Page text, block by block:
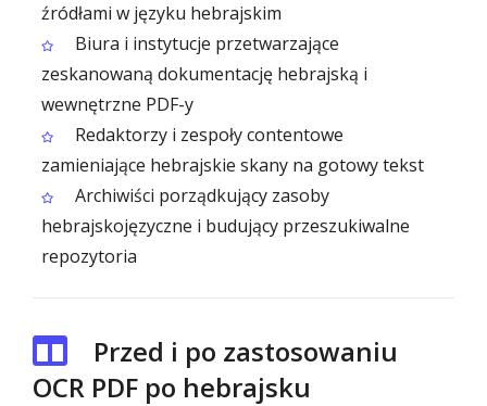
źródłami w języku hebrajskim
Biura i instytucje przetwarzające
zeskanowaną dokumentację hebrajską i
wewnętrzne PDF-y
Redaktorzy i zespoły contentowe
zamieniające hebrajskie skany na gotowy tekst
Archiwiści porządkujący zasoby
hebrajskojęzyczne i budujący przeszukiwalne
repozytoria
Przed i po zastosowaniu
OCR PDF po hebrajsku